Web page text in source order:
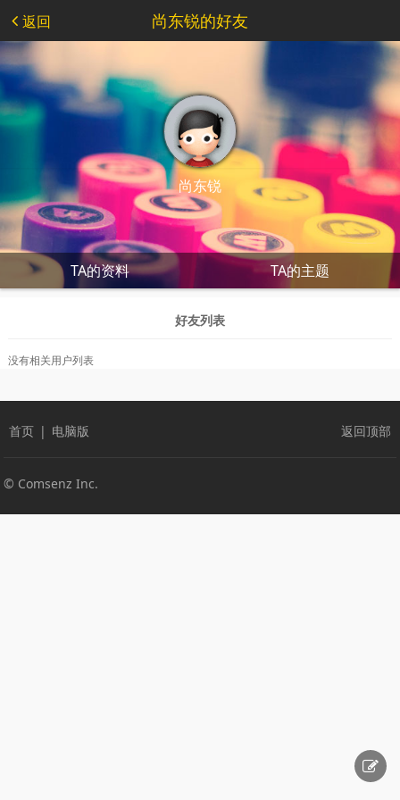
返回 尚东锐的好友
尚东锐
TA的资料 TA的主题
好友列表
没有相关用户列表
首页 | 电脑版 返回顶部
© Comsenz Inc.